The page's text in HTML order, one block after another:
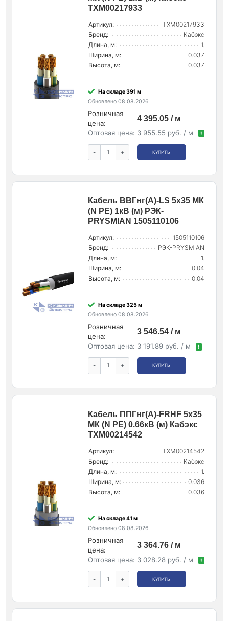
ТХМ00217933
Артикул:
ТХМ00217933
Бренд:
Кабэкс
Длина, м:
1.
Ширина, м:
0.037
Высота, м:
0.037
На складе 391 м
Обновлено 08.08.2026
Розничная
цена:
4 395.05 / м
Оптовая цена: 3 955.55 руб. / м !
- + КУПИТЬ
Кабель ВВГнг(А)-LS 5х35 МК
(N PE) 1кВ (м) РЭК-
PRYSMIAN 1505110106
Артикул:
1505110106
Бренд:
РЭК-PRYSMIAN
Длина, м:
1.
Ширина, м:
0.04
Высота, м:
0.04
На складе 325 м
Обновлено 08.08.2026
Розничная
цена:
3 546.54 / м
Оптовая цена: 3 191.89 руб. / м !
- + КУПИТЬ
Кабель ППГнг(А)-FRHF 5х35
МК (N PE) 0.66кВ (м) Кабэкс
ТХМ00214542
Артикул:
ТХМ00214542
Бренд:
Кабэкс
Длина, м:
1.
Ширина, м:
0.036
Высота, м:
0.036
На складе 41 м
Обновлено 08.08.2026
Розничная
цена:
3 364.76 / м
Оптовая цена: 3 028.28 руб. / м !
- + КУПИТЬ